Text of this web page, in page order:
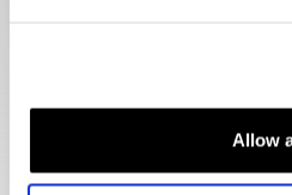
Allow
Veilig crossen met een
om te gaan motorcrossen, is een
essentieel. Tijdens ritten op ruw
het risico op een valpartij altijd
zijn ontwikkeld om jouw hoofd